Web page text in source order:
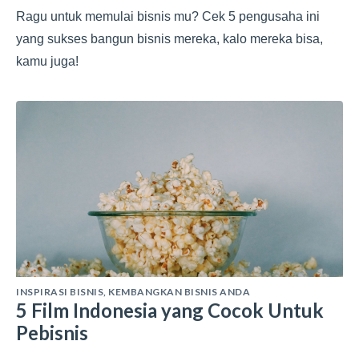
Ragu untuk memulai bisnis mu? Cek 5 pengusaha ini
yang sukses bangun bisnis mereka, kalo mereka bisa,
kamu juga!
INSPIRASI BISNIS, KEMBANGKAN BISNIS ANDA
5 Film Indonesia yang Cocok Untuk
Pebisnis